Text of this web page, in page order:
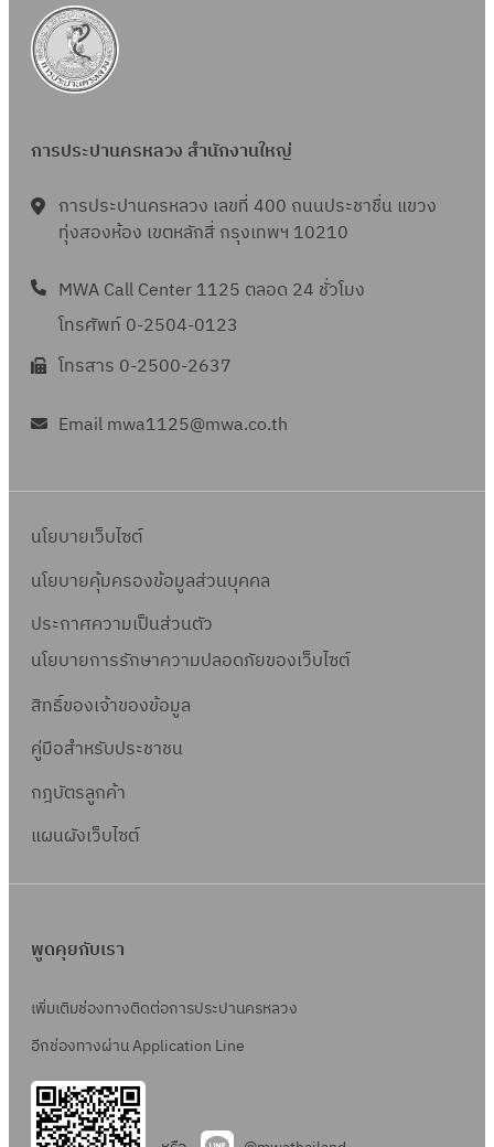
การประปานครหลวง สำนักงานใหญ่
การประปานครหลวง เลขที่ 400 ถนนประชาชื่น แขวง
ทุ่งสองห้อง เขตหลักสี่ กรุงเทพฯ 10210
MWA Call Center 1125 ตลอด 24 ชั่วโมง
โทรศัพท์ 0-2504-0123
โทรสาร 0-2500-2637
Email mwa1125@mwa.co.th
นโยบายเว็บไซต์
นโยบายคุ้มครองข้อมูลส่วนบุคคล
ประกาศความเป็นส่วนตัว
นโยบายการรักษาความปลอดภัยของเว็บไซต์
สิทธิ์ของเจ้าของข้อมูล
คู่มือสำหรับประชาชน
กฎบัตรลูกค้า
แผนผังเว็บไซต์
พูดคุยกับเรา
เพิ่มเติมช่องทางติดต่อการประปานครหลวง
อีกช่องทางผ่าน Application Line